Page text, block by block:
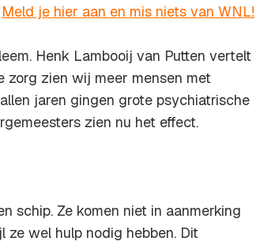
Meld je hier aan en mis niets van WNL!
Henk Lambooij van Putten vertelt
zorg zien wij meer mensen met
jaren gingen grote psychiatrische
zien nu het effect.
schip. Ze komen niet in aanmerking
wel hulp nodig hebben. Dit